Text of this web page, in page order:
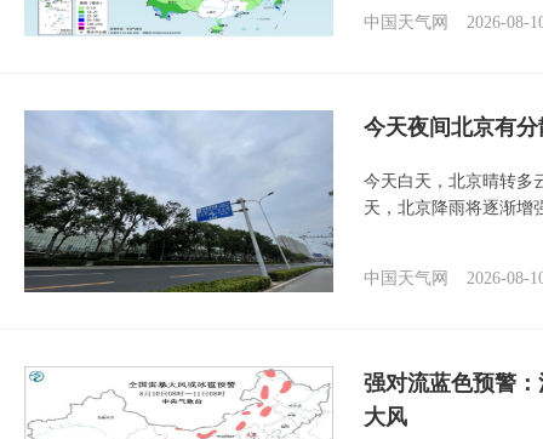
中国天气网 2026-08-
今天夜间北京有
今天白天，北京晴转多
天，北京降雨将逐渐增
中国天气网 2026-08-
强对流蓝色预警
大风